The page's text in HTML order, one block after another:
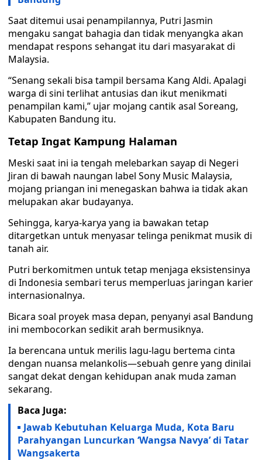
Saat ditemui usai penampilannya, Putri Jasmin
mengaku sangat bahagia dan tidak menyangka akan
mendapat respons sehangat itu dari masyarakat di
Malaysia.
“Senang sekali bisa tampil bersama Kang Aldi. Apalagi
warga di sini terlihat antusias dan ikut menikmati
penampilan kami,” ujar mojang cantik asal Soreang,
Kabupaten Bandung itu.
Tetap Ingat Kampung Halaman
Meski saat ini ia tengah melebarkan sayap di Negeri
Jiran di bawah naungan label Sony Music Malaysia,
mojang priangan ini menegaskan bahwa ia tidak akan
melupakan akar budayanya.
Sehingga, karya-karya yang ia bawakan tetap
ditargetkan untuk menyasar telinga penikmat musik di
tanah air.
Putri berkomitmen untuk tetap menjaga eksistensinya
di Indonesia sembari terus memperluas jaringan karier
internasionalnya.
Bicara soal proyek masa depan, penyanyi asal Bandung
ini membocorkan sedikit arah bermusiknya.
Ia berencana untuk merilis lagu-lagu bertema cinta
dengan nuansa melankolis—sebuah genre yang dinilai
sangat dekat dengan kehidupan anak muda zaman
sekarang.
Baca Juga:
Jawab Kebutuhan Keluarga Muda, Kota Baru
Parahyangan Luncurkan ‘Wangsa Navya’ di Tatar
Wangsakerta